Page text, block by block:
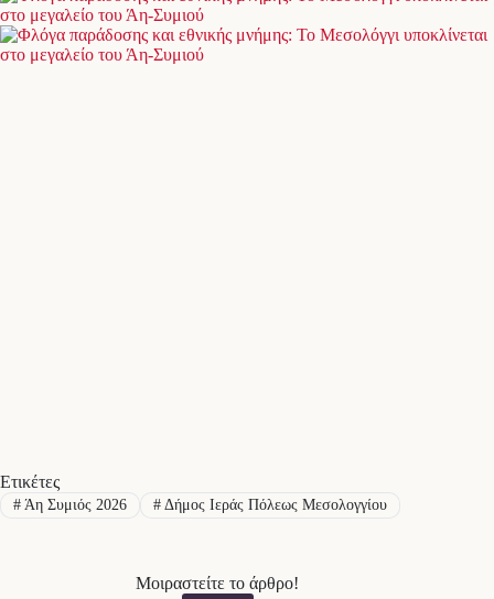
Ετικέτες
#Άη Συμιός 2026 #Δήμος Ιεράς Πόλεως Μεσολογγίου
Μοιραστείτε το άρθρο!